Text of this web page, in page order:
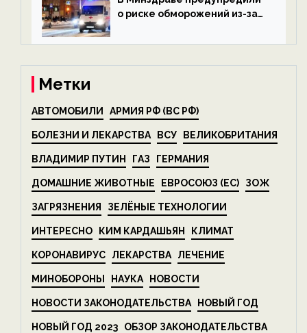
о риске обморожений из-за
на ECOportal
Метки
АВТОМОБИЛИ АРМИЯ РФ (ВС РФ)
БОЛЕЗНИ И ЛЕКАРСТВА ВСУ ВЕЛИКОБРИТАНИЯ
ВЛАДИМИР ПУТИН ГАЗ ГЕРМАНИЯ
ДОМАШНИЕ ЖИВОТНЫЕ ЕВРОСОЮЗ (ЕС) ЗОЖ
ЗАГРЯЗНЕНИЯ ЗЕЛЁНЫЕ ТЕХНОЛОГИИ
ИНТЕРЕСНО КИМ КАРДАШЬЯН КЛИМАТ
КОРОНАВИРУС ЛЕКАРСТВА ЛЕЧЕНИЕ
МИНОБОРОНЫ НАУКА НОВОСТИ
НОВОСТИ ЗАКОНОДАТЕЛЬСТВА НОВЫЙ ГОД
НОВЫЙ ГОД 2023 ОБЗОР ЗАКОНОДАТЕЛЬСТВА